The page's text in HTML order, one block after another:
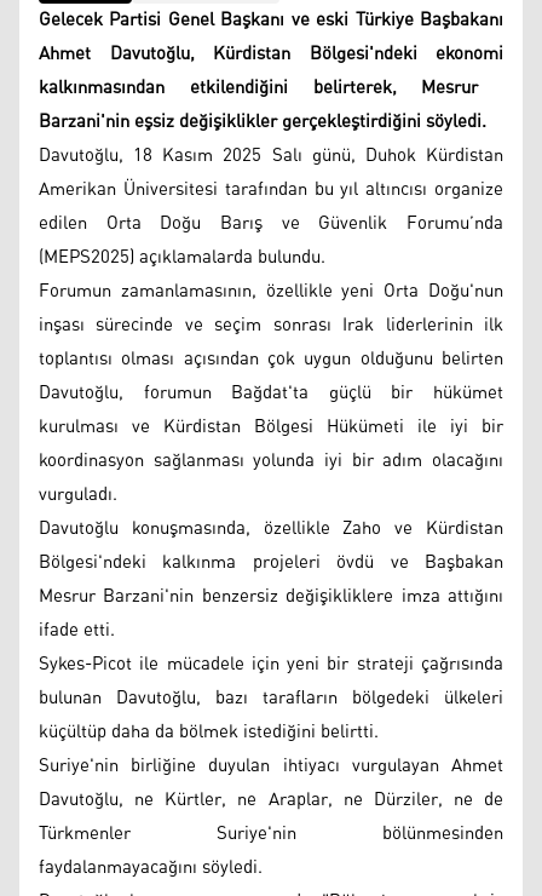
Gelecek Partisi Genel Başkanı ve eski Türkiye Başbakanı
Ahmet Davutoğlu, Kürdistan Bölgesi'ndeki ekonomi
kalkınmasından etkilendiğini belirterek, Mesrur ​​
Barzani'nin eşsiz değişiklikler gerçekleştirdiğini söyledi.
Davutoğlu, 18 Kasım 2025 Salı günü, Duhok Kürdistan
Amerikan Üniversitesi tarafından bu yıl altıncısı organize
edilen Orta Doğu Barış ve Güvenlik Forumu’nda
(MEPS2025) açıklamalarda bulundu.
Forumun zamanlamasının, özellikle yeni Orta Doğu'nun
inşası sürecinde ve seçim sonrası Irak liderlerinin ilk
toplantısı olması açısından çok uygun olduğunu belirten
Davutoğlu, forumun Bağdat'ta güçlü bir hükümet
kurulması ve Kürdistan Bölgesi Hükümeti ile iyi bir
koordinasyon sağlanması yolunda iyi bir adım olacağını
vurguladı.
Davutoğlu konuşmasında, özellikle Zaho ve Kürdistan
Bölgesi'ndeki kalkınma projeleri övdü ve Başbakan
Mesrur Barzani'nin benzersiz değişikliklere imza attığını
ifade etti.
Sykes-Picot ile mücadele için yeni bir strateji çağrısında
bulunan Davutoğlu, bazı tarafların bölgedeki ülkeleri
küçültüp daha da bölmek istediğini belirtti.
Suriye'nin birliğine duyulan ihtiyacı vurgulayan Ahmet
Davutoğlu, ne Kürtler, ne Araplar, ne Dürziler, ne de
Türkmenler Suriye'nin bölünmesinden
faydalanmayacağını söyledi.